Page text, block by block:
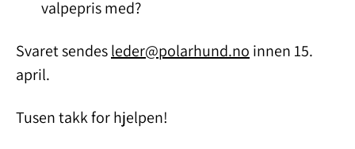
valpepris med?
Svaret sendesleder@polarhund.no innen 15.
april.
Tusen takk for hjelpen!